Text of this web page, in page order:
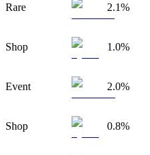
Rare 2.1%
Shop 1.0%
Event 2.0%
Shop 0.8%